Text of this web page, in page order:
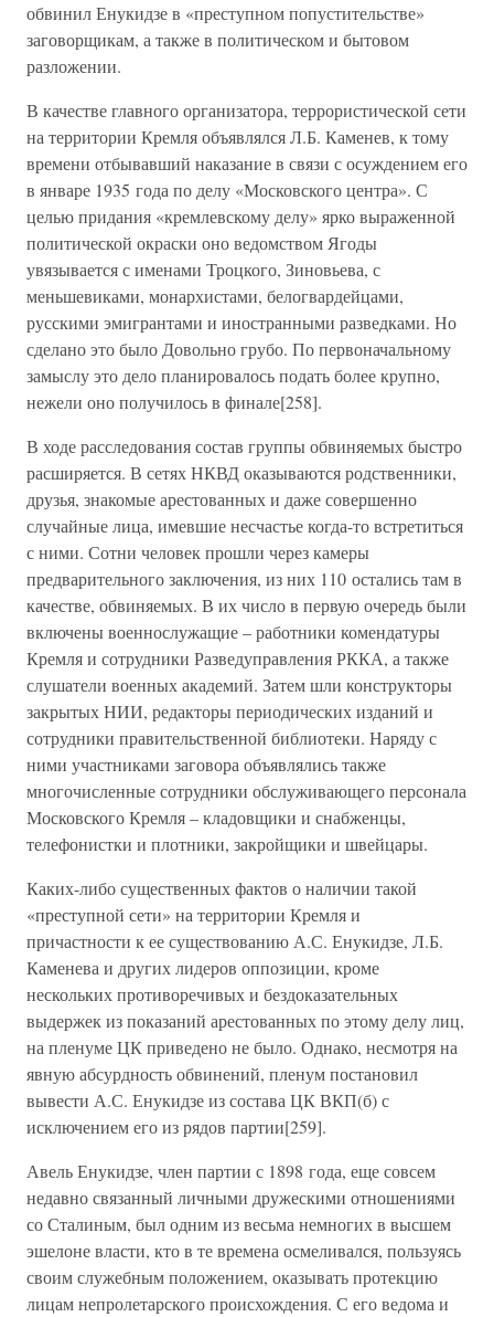
обвинил Енукидзе в «преступном попустительстве»
заговорщикам, а также в политическом и бытовом
разложении.
В качестве главного организатора, террористической сети
на территории Кремля объявлялся Л.Б. Каменев, к тому
времени отбывавший наказание в связи с осуждением его
в январе 1935 года по делу «Московского центра». С
целью придания «кремлевскому делу» ярко выраженной
политической окраски оно ведомством Ягоды
увязывается с именами Троцкого, Зиновьева, с
меньшевиками, монархистами, белогвардейцами,
русскими эмигрантами и иностранными разведками. Но
сделано это было Довольно грубо. По первоначальному
замыслу это дело планировалось подать более крупно,
нежели оно получилось в финале[258].
В ходе расследования состав группы обвиняемых быстро
расширяется. В сетях НКВД оказываются родственники,
друзья, знакомые арестованных и даже совершенно
случайные лица, имевшие несчастье когда-то встретиться
с ними. Сотни человек прошли через камеры
предварительного заключения, из них 110 остались там в
качестве, обвиняемых. В их число в первую очередь были
включены военнослужащие – работники комендатуры
Кремля и сотрудники Разведуправления РККА, а также
слушатели военных академий. Затем шли конструкторы
закрытых НИИ, редакторы периодических изданий и
сотрудники правительственной библиотеки. Наряду с
ними участниками заговора объявлялись также
многочисленные сотрудники обслуживающего персонала
Московского Кремля – кладовщики и снабженцы,
телефонистки и плотники, закройщики и швейцары.
Каких-либо существенных фактов о наличии такой
«преступной сети» на территории Кремля и
причастности к ее существованию А.С. Енукидзе, Л.Б.
Каменева и других лидеров оппозиции, кроме
нескольких противоречивых и бездоказательных
выдержек из показаний арестованных по этому делу лиц,
на пленуме ЦК приведено не было. Однако, несмотря на
явную абсурдность обвинений, пленум постановил
вывести А.С. Енукидзе из состава ЦК ВКП(б) с
исключением его из рядов партии[259].
Авель Енукидзе, член партии с 1898 года, еще совсем
недавно связанный личными дружескими отношениями
со Сталиным, был одним из весьма немногих в высшем
эшелоне власти, кто в те времена осмеливался, пользуясь
своим служебным положением, оказывать протекцию
лицам непролетарского происхождения. С его ведома и